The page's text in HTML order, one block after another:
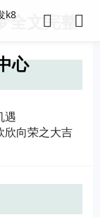
k8全文完整
心
遇
欣向荣之大吉